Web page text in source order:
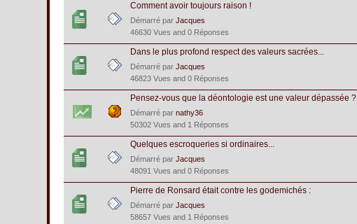
Comment avoir toujours raison !
Démarré parJacques
46630 Vues and 0 Réponses
Dans le plus profond respect des valeurs sacrées...
Démarré parJacques
46823 Vues and 0 Réponses
Pensez-vous que la déontologie est une valeur dépassée ?
Démarré parnathy36
50302 Vues and 1 Réponses
Quelques escroqueries si ordinaires...
Démarré parJacques
48091 Vues and 0 Réponses
Pierre de Ronsard était contre les godemichés :
Démarré parJacques
58657 Vues and 1 Réponses